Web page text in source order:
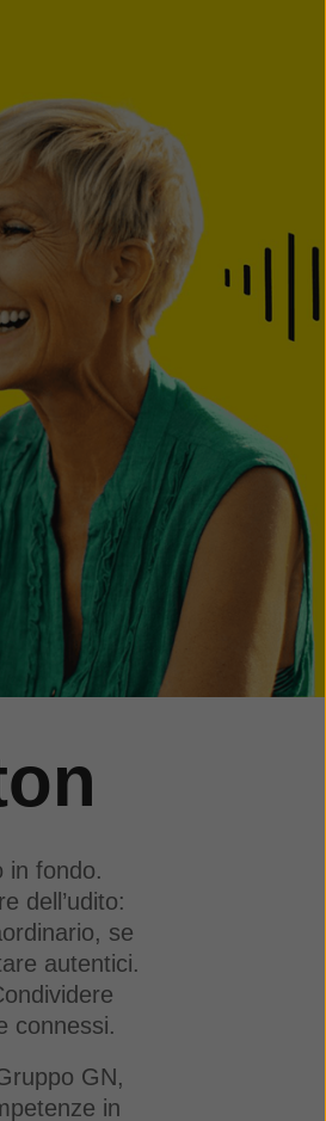
in fondo.
dell’udito:
se
autentici.
connessi.
GN,
in